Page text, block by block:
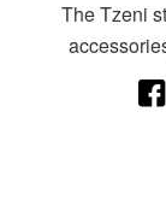
The Tzeni